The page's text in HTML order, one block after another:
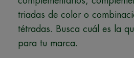
triadas de color o
tétradas. Busca cuál es la
para tu marca.